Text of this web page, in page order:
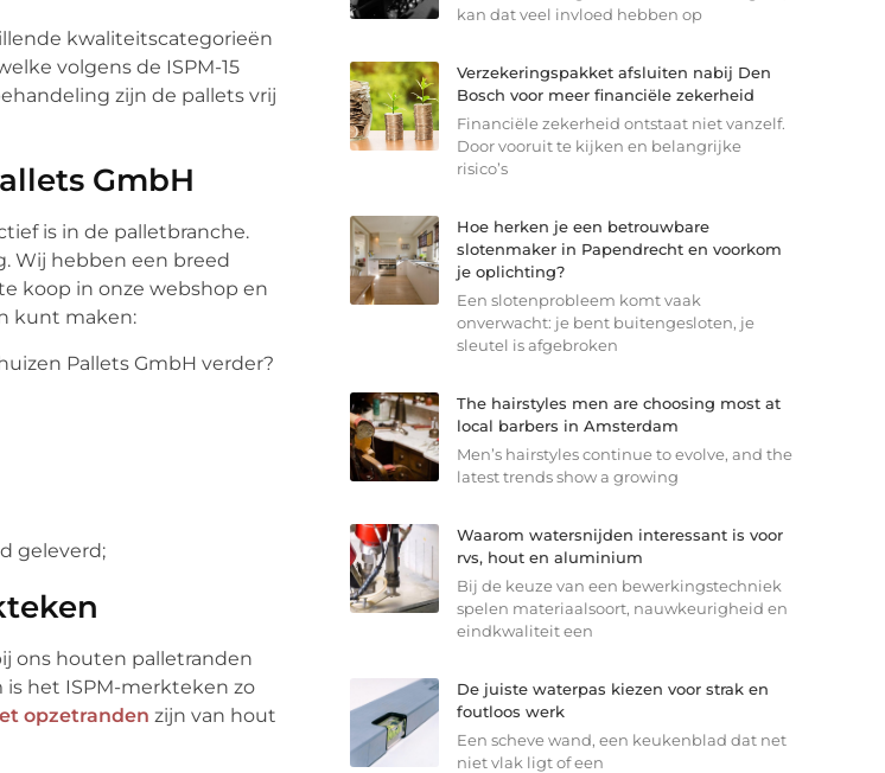
kwaliteitscategorieën
volgens de ISPM-15
zijn de pallets vrij
GmbH
is in de palletbranche.
Wij hebben een breed
koop in onze webshop en
kunt maken:
Pallets GmbH verder?
geleverd;
ons houten palletranden
is het ISPM-merkteken zo
opzetranden zijn van hout
kan dat veel invloed hebben op
Verzekeringspakket afsluiten nabij Den
Bosch voor meer financiële zekerheid
Financiële zekerheid ontstaat niet vanzelf.
Door vooruit te kijken en belangrijke
risico’s
Hoe herken je een betrouwbare
slotenmaker in Papendrecht en voorkom
je oplichting?
Een slotenprobleem komt vaak
onverwacht: je bent buitengesloten, je
sleutel is afgebroken
The hairstyles men are choosing most at
local barbers in Amsterdam
Men’s hairstyles continue to evolve, and the
latest trends show a growing
Waarom watersnijden interessant is voor
rvs, hout en aluminium
Bij de keuze van een bewerkingstechniek
spelen materiaalsoort, nauwkeurigheid en
eindkwaliteit een
De juiste waterpas kiezen voor strak en
foutloos werk
Een scheve wand, een keukenblad dat net
niet vlak ligt of een